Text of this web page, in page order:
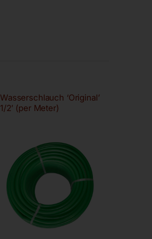
Wasserschlauch ‘Original’
1/2′ (per Meter)